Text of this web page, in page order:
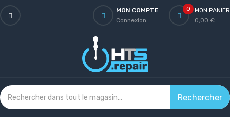
0
MON PANIER
0,00 €
MON COMPTE
Connexion
Rechercher